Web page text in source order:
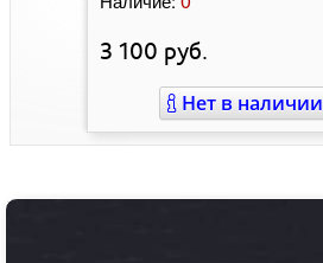
3 100 руб.
Нет в наличии